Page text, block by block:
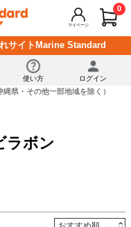
マイページ
0
サイトMarine Standard
使い方 ログイン
県・その他一部地域を除く）
ラボン